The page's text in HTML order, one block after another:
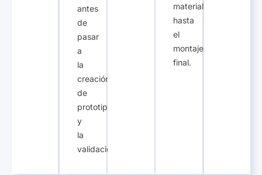
antes
de
pasar
a
la
creación
de
prototipos
y
la
validación..
material
hasta
el
montaje
final.